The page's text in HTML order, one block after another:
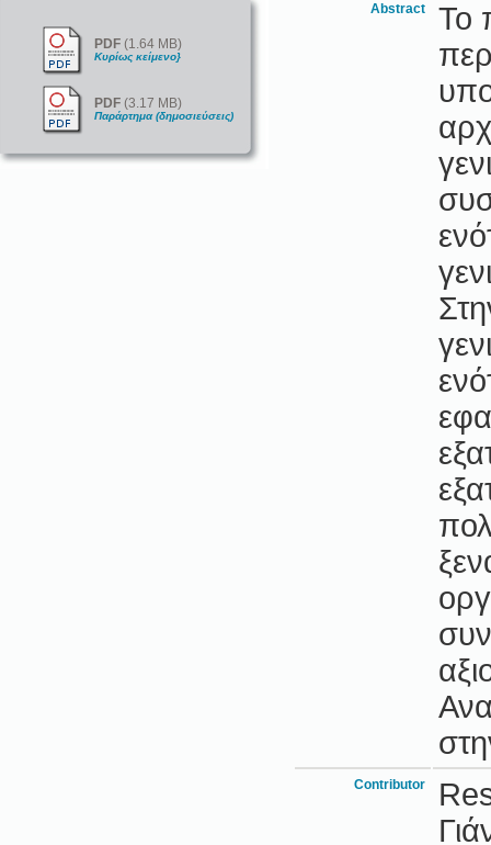
PDF (1.64 MB)
Κυρίως κείμενο}
PDF (3.17 MB)
Παράρτημα (δημοσιεύσεις)
Abstract
Το
Contributor